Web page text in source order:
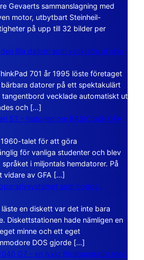
Gevaerts sammanslagning med
motor, utbytbart Steinheil-
på upp till 32 bilder per
lilla datorn som vecklade ut sina
701 år 1995 löste företaget
datorer på ett spektakulärt
tangentbord vecklade automatiskt ut
och […]
ST – historien om BASIC och GFA
1960-talet för att göra
för vanliga studenter och blev
i miljontals hemdatorer. På
vidare av GFA […]
som bodde i
en diskett var det inte bara
Diskettstationen hade nämligen en
minne och ett eget
DOS gjorde […]
G7 – en lyxig företagsdator med